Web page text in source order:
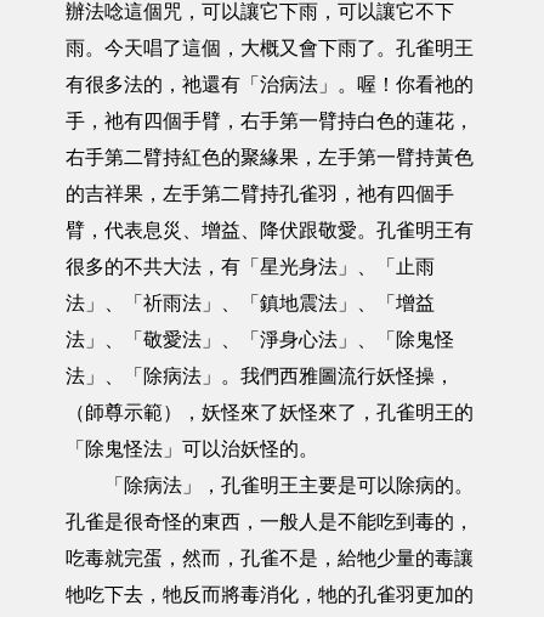
辦法唸這個咒，可以讓它下雨，可以讓它不下
雨。今天唱了這個，大概又會下雨了。孔雀明王
有很多法的，祂還有「治病法」。喔！你看祂的
手，祂有四個手臂，右手第一臂持白色的蓮花，
右手第二臂持紅色的聚緣果，左手第一臂持黃色
的吉祥果，左手第二臂持孔雀羽，祂有四個手
臂，代表息災、增益、降伏跟敬愛。孔雀明王有
很多的不共大法，有「星光身法」、「止雨
法」、「祈雨法」、「鎮地震法」、「增益
法」、「敬愛法」、「淨身心法」、「除鬼怪
法」、「除病法」。我們西雅圖流行妖怪操，
（師尊示範），妖怪來了妖怪來了，孔雀明王的
「除鬼怪法」可以治妖怪的。
「除病法」，孔雀明王主要是可以除病的。
孔雀是很奇怪的東西，一般人是不能吃到毒的，
吃毒就完蛋，然而，孔雀不是，給牠少量的毒讓
牠吃下去，牠反而將毒消化，牠的孔雀羽更加的